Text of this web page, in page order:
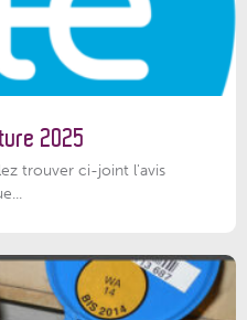
2025
trouver ci-joint l'avis